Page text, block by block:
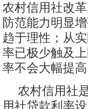
农村信用社改
防范能力明显
趋于理性；从
率已极少触及
率不会大幅提高
农村信用社
用社贷款利率